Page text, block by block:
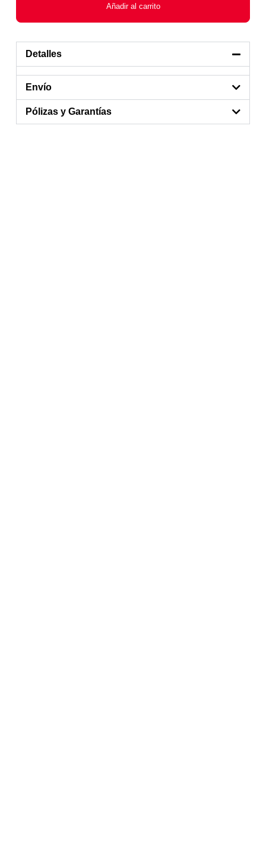
Añadir al carrito
Detalles
Envío
Pólizas y Garantías